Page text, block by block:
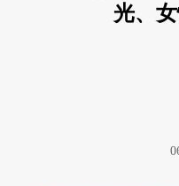
光、